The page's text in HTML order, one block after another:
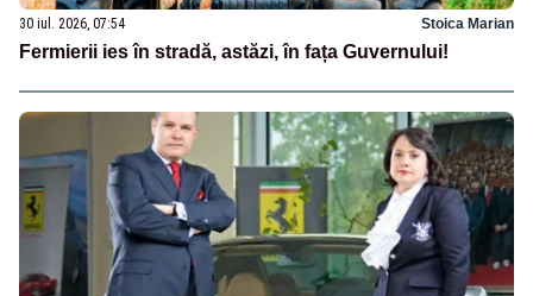
30 iul. 2026, 07:54 Stoica Marian
Fermierii ies în stradă, astăzi, în fața Guvernului!